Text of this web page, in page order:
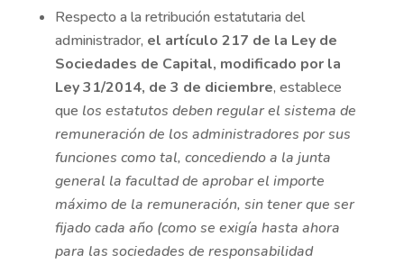
Respecto a la retribución estatutaria del
administrador, el artículo 217 de la Ley de
Sociedades de Capital, modificado por la
Ley 31/2014, de 3 de diciembre, establece
que los estatutos deben regular el sistema de
remuneración de los administradores por sus
funciones como tal, concediendo a la junta
general la facultad de aprobar el importe
máximo de la remuneración, sin tener que ser
fijado cada año (como se exigía hasta ahora
para las sociedades de responsabilidad